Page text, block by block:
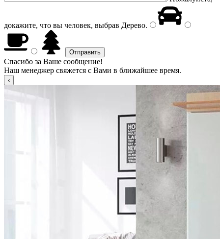
докажите, что вы человек, выбрав Дерево.
Спасибо за Ваше сообщение!
Наш менеджер свяжется с Вами в ближайшее время.